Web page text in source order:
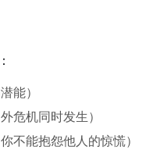
能）
危机同时发生）
不能抱怨他人的惊慌）